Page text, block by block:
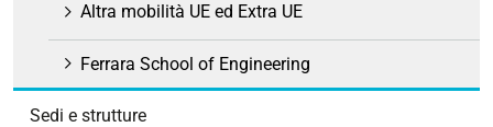
Altra mobilità UE ed Extra UE
Ferrara School of Engineering
Sedi e strutture